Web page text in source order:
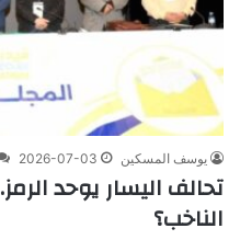
يوسف المسكين 2026-07-03
تحالف اليسار يوحد
الناخب؟